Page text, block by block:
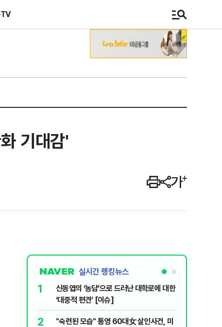
기대감'
실시간 랭킹뉴스
1
신동엽의 ‘농담’으로 드러난 대학로에 대한
‘대중적 편견’ [이슈]
2
"숙련된 모습" 통영 60대女 살인사건, 미